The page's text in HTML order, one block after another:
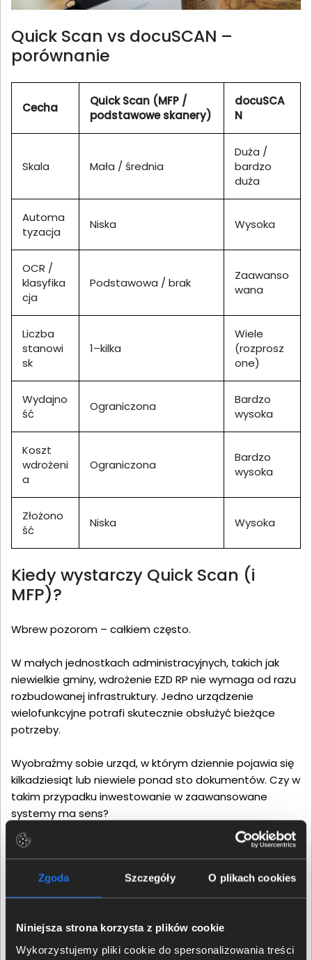
Zgoda Szczegóły O plikach cookies
Niniejsza strona korzysta z plików cookie
Wykorzystujemy pliki cookie do spersonalizowania treści
Quick Scan vs docuSCAN –
porównanie
Cecha
Quick Scan (MFP /
podstawowe skanery)
docuSCA
N
Skala Mała / średnia
Duża /
bardzo
duża
Automa
tyzacja
Niska Wysoka
OCR /
klasyfika
cja
Podstawowa / brak
Zaawanso
wana
Liczba
stanowi
sk
1–kilka
Wiele
(rozprosz
one)
Wydajno
ść
Ograniczona
Bardzo
wysoka
Koszt
wdrożeni
a
Ograniczona
Bardzo
wysoka
Złożono
ść
Niska Wysoka
Kiedy wystarczy Quick Scan (i
MFP)?
Wbrew pozorom – całkiem często.
W małych jednostkach administracyjnych, takich jak
niewielkie gminy, wdrożenie EZD RP nie wymaga od razu
rozbudowanej infrastruktury. Jedno urządzenie
wielofunkcyjne potrafi skutecznie obsłużyć bieżące
potrzeby.
Wyobraźmy sobie urząd, w którym dziennie pojawia się
kilkadziesiąt lub niewiele ponad sto dokumentów. Czy w
takim przypadku inwestowanie w zaawansowane
systemy ma sens?
Najczęściej nie.
W takich scenariuszach Quick Scan działa
wystarczająco dobrze, szczególnie gdy wspierany jest